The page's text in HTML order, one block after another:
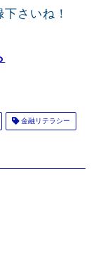
さいね！
金融リテラシー